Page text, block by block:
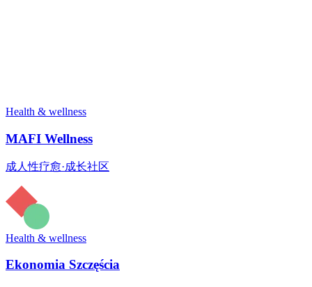
Health & wellness
MAFI Wellness
成人性疗愈·成长社区
Health & wellness
Ekonomia Szczęścia